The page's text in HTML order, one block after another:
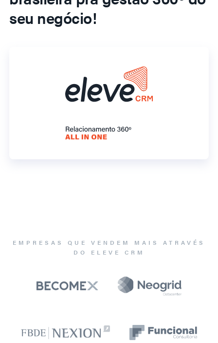
seu negócio!
EMPRESAS QUE VENDEM MAIS ATRAVÉS
DO ELEVE CRM